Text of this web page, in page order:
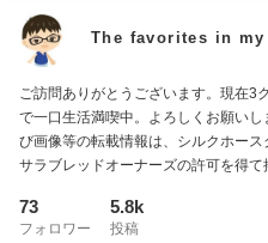
The favorites in my
ご訪問ありがとうございます。現在3
で一口生活満喫中。よろしくお願い
び画像等の転載情報は、シルクホー
サラブレッドオーナーズの許可を得て
73
フォロワー
5.8k
投稿